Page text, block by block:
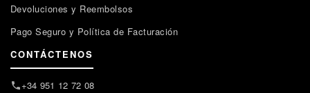
Devoluciones y Reembolsos
Pago Seguro y Política de Facturación
CONTÁCTENOS
+34 951 12 72 08